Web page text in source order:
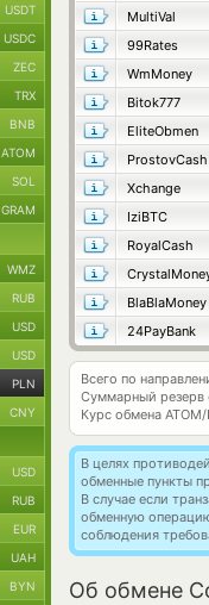
MultiVal
99Rates
WmMoney
Bitok777
EliteObmen
ProstovCash
Xchange
IziBTC
RoyalCash
BlaBlaMoney
24PayBank
Всего по
Суммарный резерв
Курс обмена
В целях
обменные пункты
В случае если
обменную
соблюдения
Об обмене
USDT
USDC
ZEC
TRX
BNB
ATOM
SOL
GRAM
WMZ
RUB
USD
USD
PLN
CNY
USD
RUB
EUR
UAH
BYN